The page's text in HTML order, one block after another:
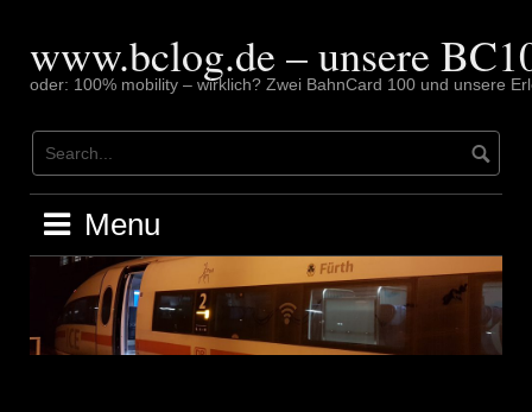
contentwww.bclog.de – unsere
oder: 100% mobility – wirklich? Zwei BahnCard 100 und unsere
Menu